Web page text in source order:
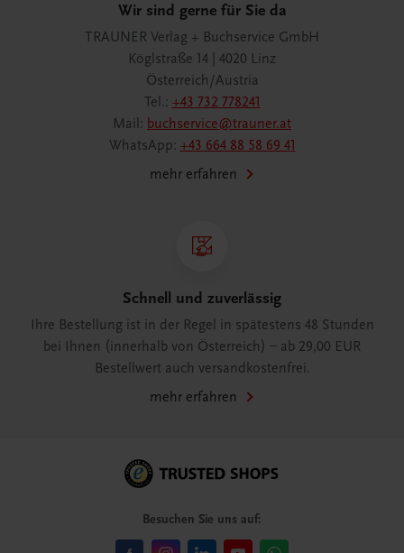
Wir sind gerne für Sie da
TRAUNER Verlag + Buchservice GmbH
Köglstraße 14 | 4020 Linz
Österreich/Austria
Tel.: +43 732 778241
Mail: buchservice@trauner.at
WhatsApp: +43 664 88 58 69 41
mehr erfahren
Schnell und zuverlässig
Ihre Bestellung ist in der Regel in spätestens 48 Stunden
bei Ihnen (innerhalb von Österreich) – ab 29,00 EUR
Bestellwert auch versandkostenfrei.
mehr erfahren
Besuchen Sie uns auf: